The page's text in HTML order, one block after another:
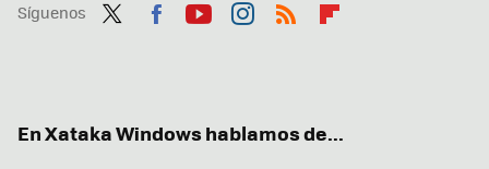
Síguenos
En Xataka Windows hablamos de...